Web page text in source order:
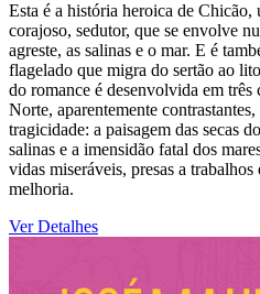
Esta é a história heroica de Chicão,
corajoso, sedutor, que se envolve
agreste, as salinas e o mar. E é
flagelado que migra do sertão ao
do romance é desenvolvida em
Norte, aparentemente
tragicidade: a paisagem das secas
salinas e a imensidão fatal dos
vidas miseráveis, presas a
melhoria.
Ver Detalhes